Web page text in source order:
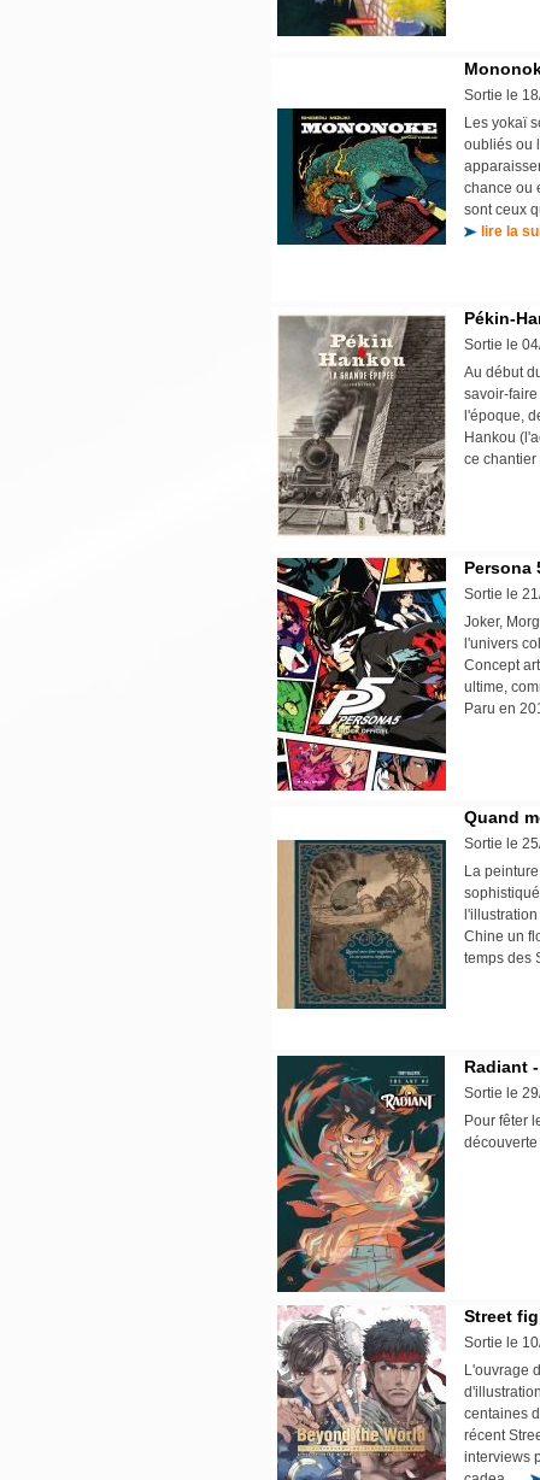
Sortie le
Les yokaï
oubliés ou
chance ou
sont ceux
lire la
Pékin-
Sortie le
Au début
savoir-
l'époque,
Hankou
ce
Persona
Sortie le
Joker,
l'univers
Concept
ultime,
Paru en
Quand
Sortie le
La
Chine un
temps
Radiant
Sortie le
Pour fêter
Street
Sortie le
L'ouvrage
centaines
récent
interviews